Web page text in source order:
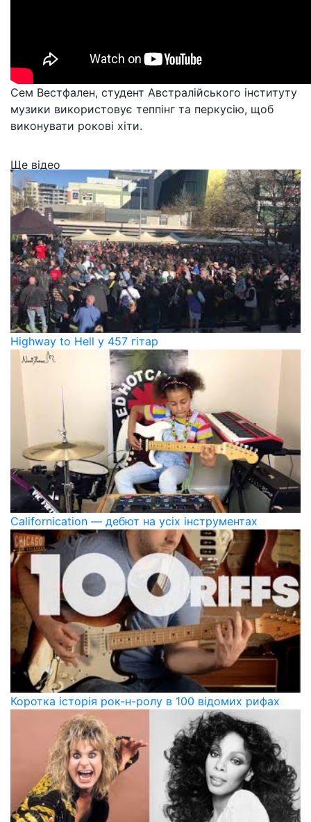
Сем Вестфален, студент Австралійського інституту
музики використовує теппінг та перкусію, щоб
виконувати рокові хіти.
Ще відео
Highway to Hell у 457 гітар
Californication — дебют на усіх інструментах
Коротка історія рок-н-ролу в 100 відомих рифах